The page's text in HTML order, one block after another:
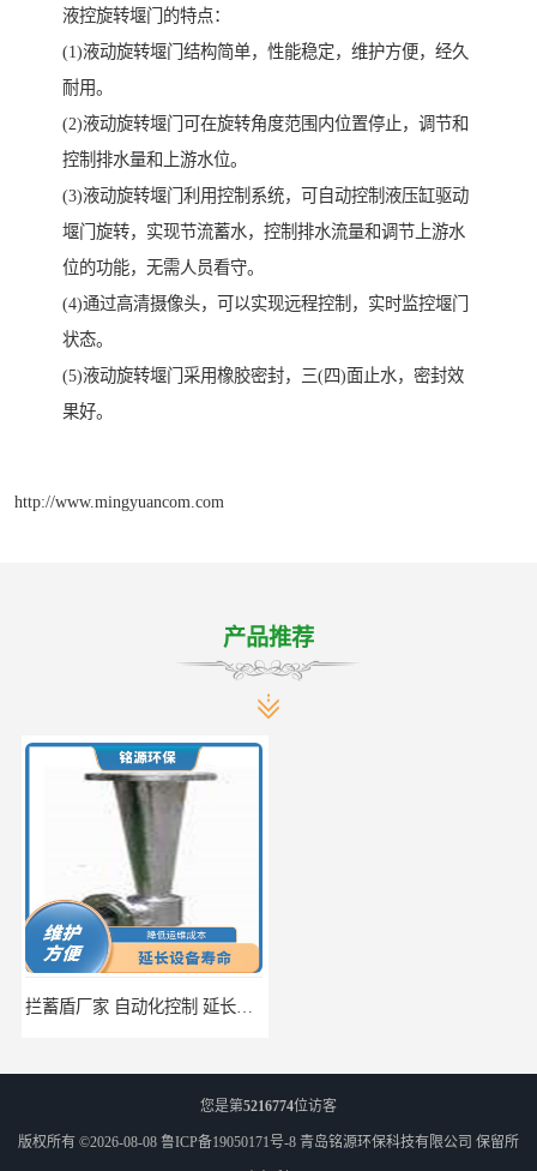
液控旋转堰门的特点：
(1)液动旋转堰门结构简单，性能稳定，维护方便，经久
耐用。
(2)液动旋转堰门可在旋转角度范围内位置停止，调节和
控制排水量和上游水位。
(3)液动旋转堰门利用控制系统，可自动控制液压缸驱动
堰门旋转，实现节流蓄水，控制排水流量和调节上游水
位的功能，无需人员看守。
(4)通过高清摄像头，可以实现远程控制，实时监控堰门
状态。
(5)液动旋转堰门采用橡胶密封，三(四)面止水，密封效
果好。
http://www.mingyuancom.com
产品推荐
拦蓄盾厂家 自动化控制 延长其使用寿命
您是第5216774位访客
版权所有 ©2026-08-08 鲁ICP备19050171号-8 青岛铭源环保科技有限公司 保留所